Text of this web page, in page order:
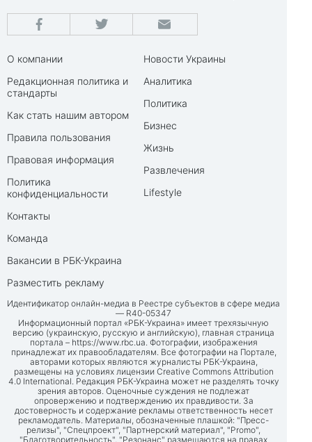
О компании
Редакционная политика и
стандарты
Как стать нашим автором
Правила пользования
Правовая информация
Политика
конфиденциальности
Контакты
Команда
Вакансии в РБК-Украина
Разместить рекламу
Новости Украины
Аналитика
Политика
Бизнес
Жизнь
Развлечения
Lifestyle
Идентификатор онлайн-медиа в Реестре субъектов в сфере медиа
— R40-05347
Информационный портал «РБК-Украина» имеет трехязычную
версию (украинскую, русскую и английскую), главная страница
портала – https://www.rbc.ua. Фотографии, изображения
принадлежат их правообладателям. Все фотографии на Портале,
авторами которых являются журналисты РБК-Украина,
размещены на условиях лицензии Creative Commons Attribution
4.0 International. Редакция РБК-Украина может не разделять точку
зрения авторов. Оценочные суждения не подлежат
опровержению и подтверждению их правдивости. За
достоверность и содержание рекламы ответственность несет
рекламодатель. Материалы, обозначенные плашкой: "Пресс-
релизы", "Спецпроект", "Партнерский материал", "Promo",
"Благотворительность", "Резонанс" размещаются на правах